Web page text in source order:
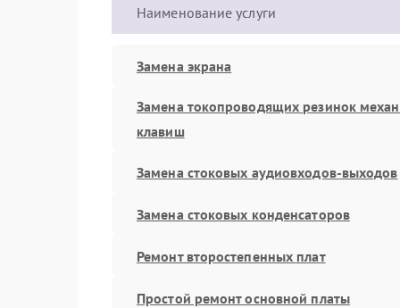
Наименование услуги
Замена экрана
Замена токопроводящих резинок
клавиш
Замена стоковых аудиовходов-выходов
Замена стоковых конденсаторов
Ремонт второстепенных плат
Простой ремонт основной платы